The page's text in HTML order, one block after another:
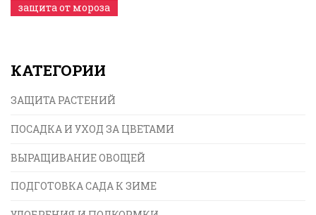
защита от мороза
КАТЕГОРИИ
ЗАЩИТА РАСТЕНИЙ
ПОСАДКА И УХОД ЗА ЦВЕТАМИ
ВЫРАЩИВАНИЕ ОВОЩЕЙ
ПОДГОТОВКА САДА К ЗИМЕ